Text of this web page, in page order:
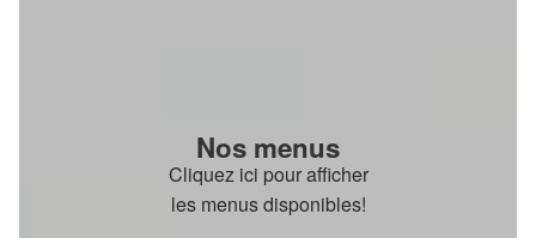
Nos menus
Cliquez ici pour afficher
les menus disponibles!